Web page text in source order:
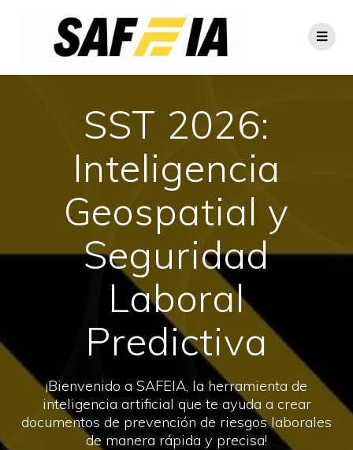
SST 2026:
Inteligencia
Geospatial y
Seguridad
Laboral
Predictiva
¡Bienvenido a SAFEIA, la herramienta de
inteligencia artificial que te ayuda a crear
documentos de prevención de riesgos laborales
de manera rápida y precisa!